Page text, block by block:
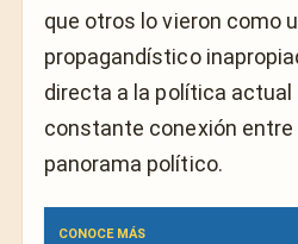
que otros lo vieron como
propagandístico
directa a la política actual
constante conexión entre
panorama político.
CONOCE MÁS